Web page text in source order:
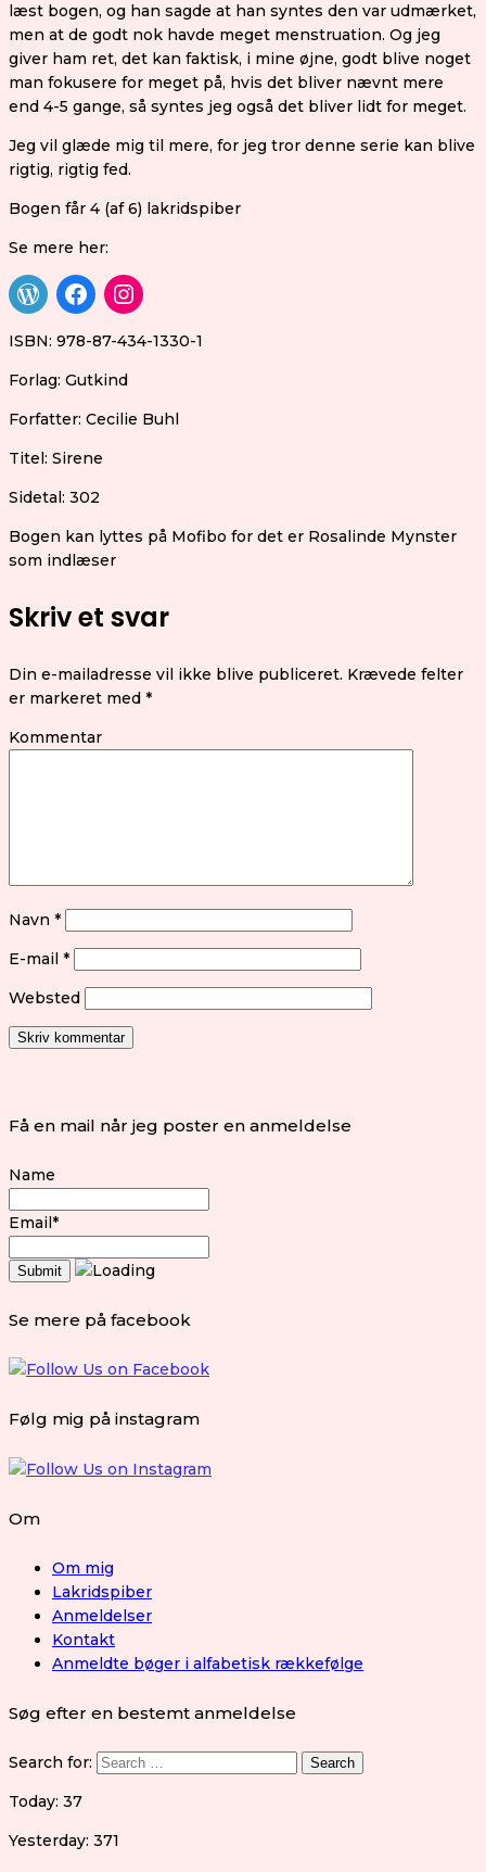
læst bogen, og han sagde at han syntes den var udmærket,
men at de godt nok havde meget menstruation. Og jeg
giver ham ret, det kan faktisk, i mine øjne, godt blive noget
man fokusere for meget på, hvis det bliver nævnt mere
end 4-5 gange, så syntes jeg også det bliver lidt for meget.
Jeg vil glæde mig til mere, for jeg tror denne serie kan blive
rigtig, rigtig fed.
Bogen får 4 (af 6) lakridspiber
Se mere her:
ISBN: 978-87-434-1330-1
Forlag: Gutkind
Forfatter: Cecilie Buhl
Titel: Sirene
Sidetal: 302
Bogen kan lyttes på Mofibo for det er Rosalinde Mynster
som indlæser
Skriv et svar
Din e-mailadresse vil ikke blive publiceret. Krævede felter
er markeret med *
Kommentar
Navn *
E-mail *
Websted
Få en mail når jeg poster en anmeldelse
Name
Email*
Se mere på facebook
Følg mig på instagram
Om
Om mig
Lakridspiber
Anmeldelser
Kontakt
Anmeldte bøger i alfabetisk rækkefølge
Søg efter en bestemt anmeldelse
Search for:
Today: 37
Yesterday: 371